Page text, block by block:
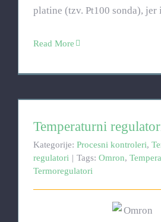
platine (tzv. Pt100 sonda), jer
Read More
Temperaturni
Kategorije: Procesni kontroleri,
regulatori | Tags: Omron,
Termoregulatori